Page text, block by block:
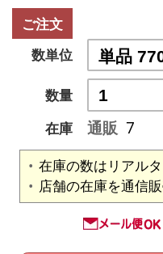
ご注文
数単位
数量
在庫
通販 7
在庫の数はリアル
店舗の在庫を通信